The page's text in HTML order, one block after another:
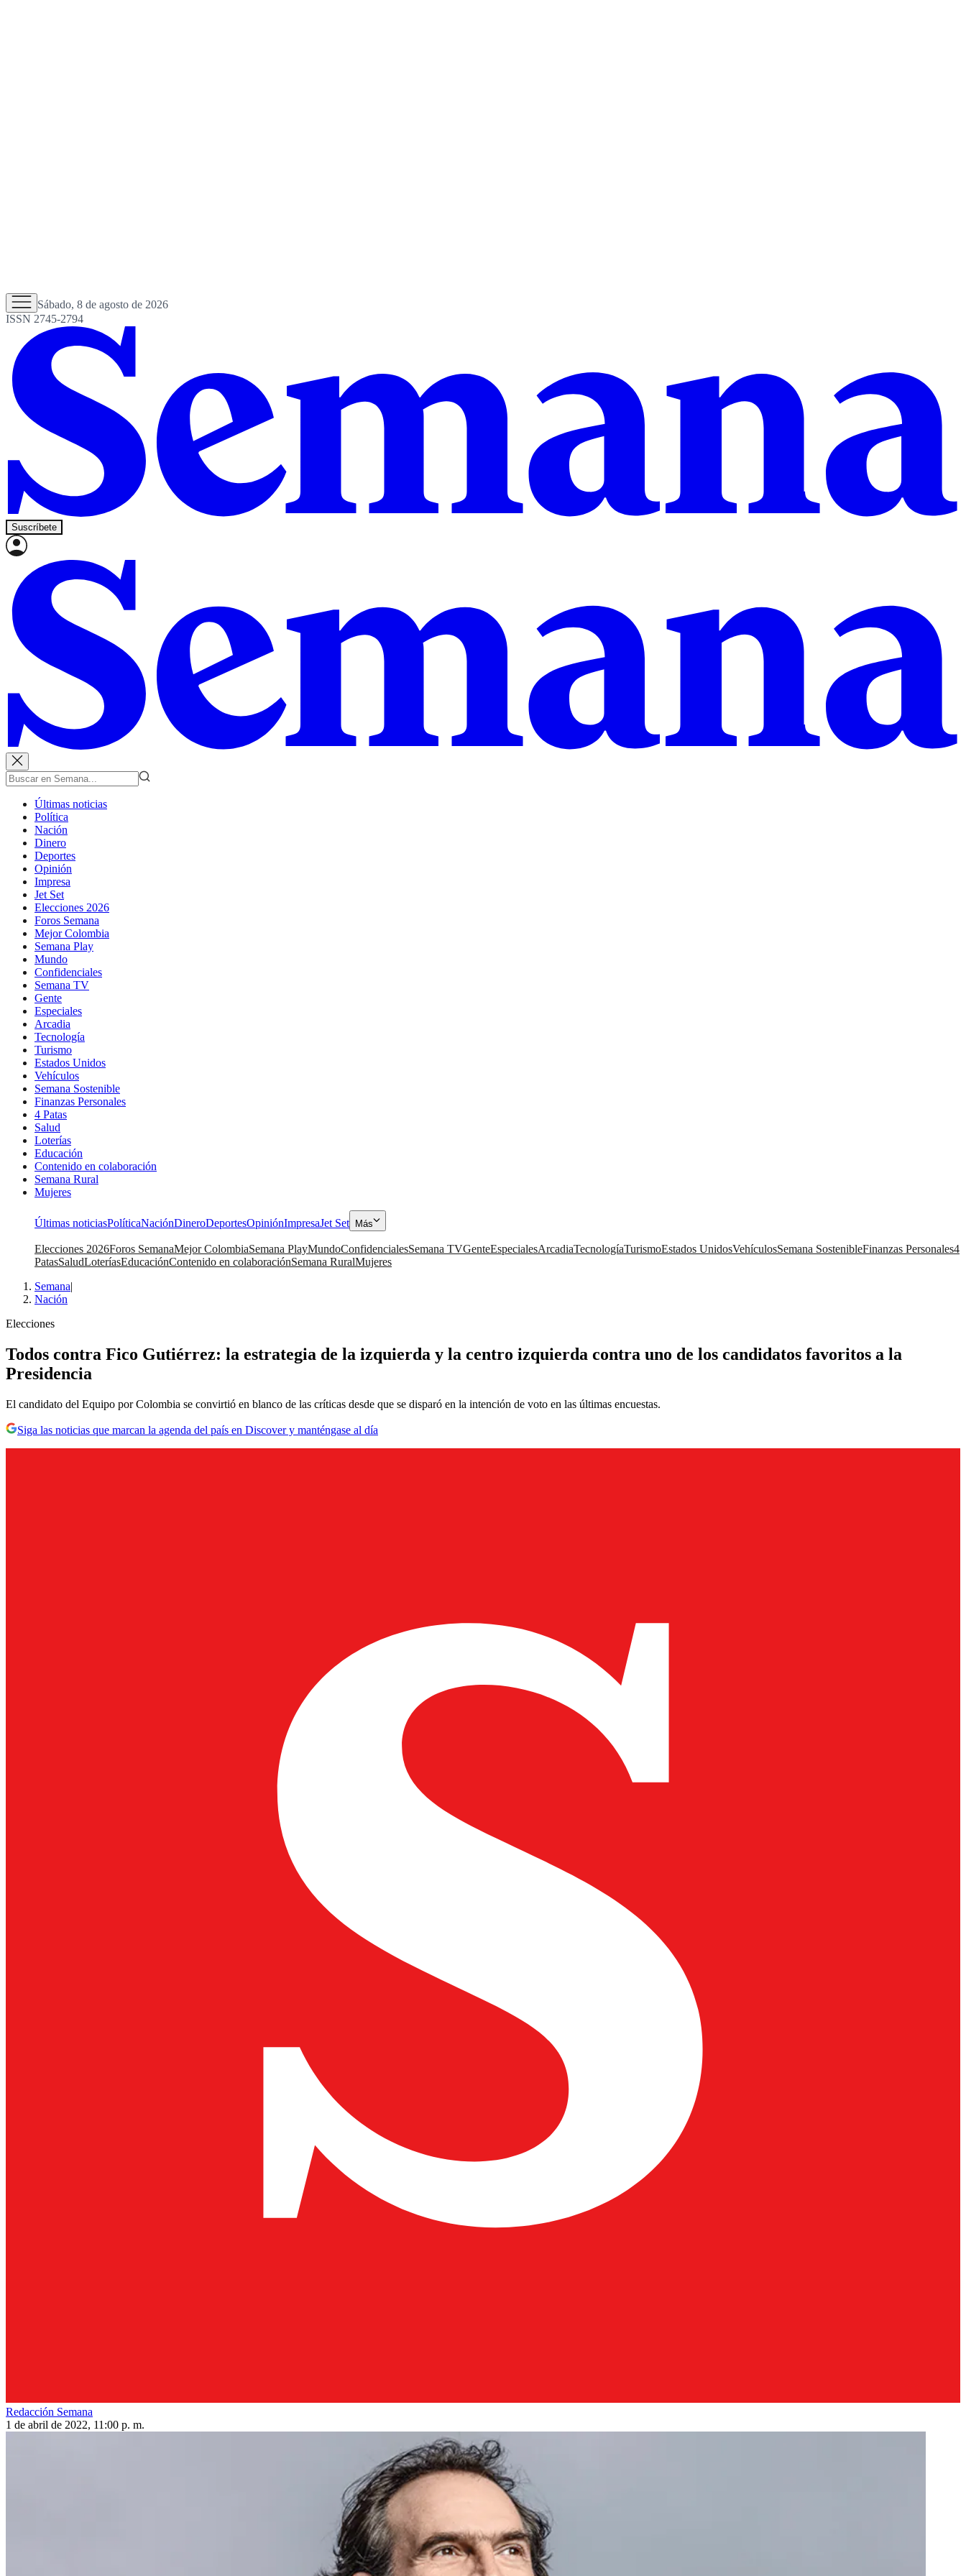
Sábado, 8 de agosto de 2026
ISSN 2745-2794
Suscríbete
Últimas noticias
Política
Nación
Dinero
Deportes
Opinión
Impresa
Jet Set
Elecciones 2026
Foros Semana
Mejor Colombia
Semana Play
Mundo
Confidenciales
Semana TV
Gente
Especiales
Arcadia
Tecnología
Turismo
Estados Unidos
Vehículos
Semana Sostenible
Finanzas Personales
4 Patas
Salud
Loterías
Educación
Contenido en colaboración
Semana Rural
Mujeres
Últimas noticiasPolíticaNaciónDineroDeportesOpiniónImpresaJet Set Más
Elecciones 2026Foros SemanaMejor ColombiaSemana PlayMundoConfidencialesSemana TVGenteEspecialesArcadiaTecnologíaTurismoEstados UnidosVehículosSemana SostenibleFinanzas Personales4
PatasSaludLoteríasEducaciónContenido en colaboraciónSemana RuralMujeres
Semana|
Nación
Elecciones
Todos contra Fico Gutiérrez: la estrategia de la izquierda y la centro izquierda contra uno de los candidatos favoritos a la
Presidencia
El candidato del Equipo por Colombia se convirtió en blanco de las críticas desde que se disparó en la intención de voto en las últimas encuestas.
Siga las noticias que marcan la agenda del país en Discover y manténgase al día
Redacción Semana
1 de abril de 2022, 11:00 p. m.